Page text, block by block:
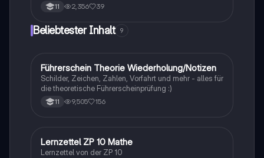
11 2,356 39
Beliebtester Inhalt 9
Lerntipps
Führerschein Theorie Wiederholung/Notizen
Schilder, Zeichen, Zahlen, Vorfahrt und mehr - alles für
die theoretische Führerscheinprüfung :)
11 9,505 156
Mathe
Lernzettel ZP 10 Mathe
Lernzettel von der ZP 10